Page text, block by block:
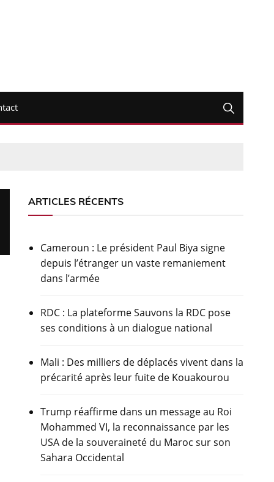
ARTICLES RÉCENTS
Cameroun : Le président Paul Biya signe
depuis l’étranger un vaste remaniement
dans l’armée
RDC : La plateforme Sauvons la RDC pose
ses conditions à un dialogue national
Mali : Des milliers de déplacés vivent dans la
précarité après leur fuite de Kouakourou
Trump réaffirme dans un message au Roi
Mohammed VI, la reconnaissance par les
USA de la souveraineté du Maroc sur son
Sahara Occidental